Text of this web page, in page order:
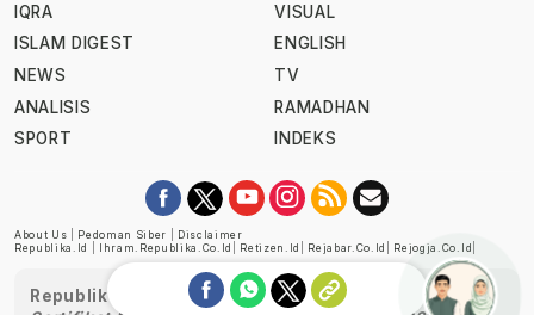
IQRA
ISLAM DIGEST
NEWS
ANALISIS
SPORT
VISUAL
ENGLISH
TV
RAMADHAN
INDEKS
About Us Pedoman Siber
Disclaimer
Republika.id
Ihram.republika.co.id Retizen.id Rejabar.co.id Rejogja.co.id
Republika telah diverifikasi oleh Dewan Pers